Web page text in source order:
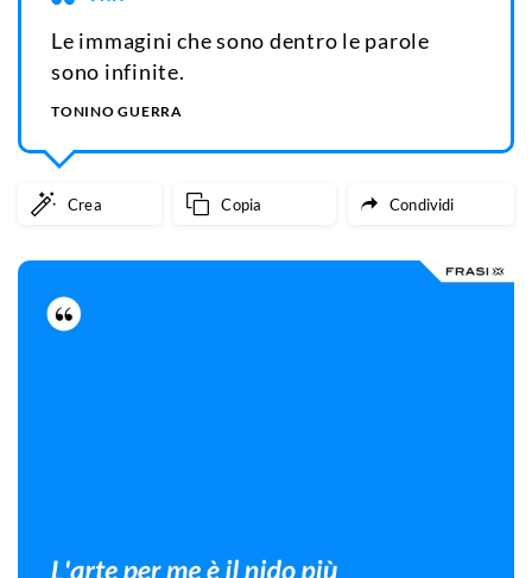
Le immagini che sono dentro le parole
sono infinite.
TONINO GUERRA
Crea Copia Condividi